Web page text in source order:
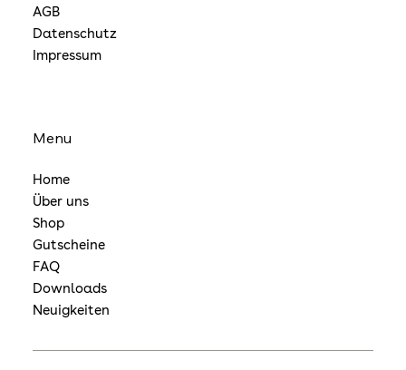
AGB
Datenschutz
Impressum
Menu
Home
Über uns
Shop
Gutscheine
FAQ
Downloads
Neuigkeiten